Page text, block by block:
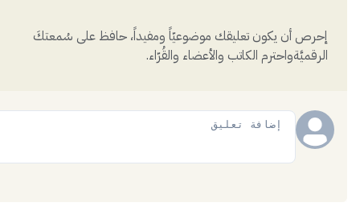
إحرص أن يكون تعليقك موضوعيّاً ومفيداً، حافظ على سُمعتكَ
الرقميَّةواحترم الكاتب والأعضاء والقُرّاء.